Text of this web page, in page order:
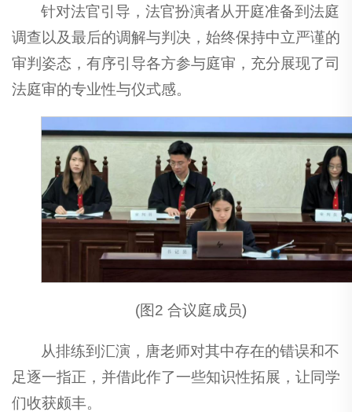
针对法官引导，法官扮演者从开庭准备到法庭
调查以及最后的调解与判决，始终保持中立严谨的
审判姿态，有序引导各方参与庭审，充分展现了司
法庭审的专业性与仪式感。
(图2 合议庭成员)
从排练到汇演，唐老师对其中存在的错误和不
足逐一指正，并借此作了一些知识性拓展，让同学
们收获颇丰。